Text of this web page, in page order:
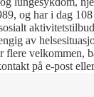
og har i dag 108
av
velkommen,
på e-post